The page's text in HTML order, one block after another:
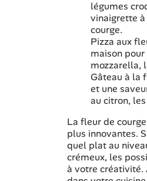
légumes
vinaigrette
courge.
Pizza aux
maison
mozzarella,
Gâteau à la
et une
au citron,
La fleur de
plus innovantes.
quel plat au
crémeux, les
à votre créativité.